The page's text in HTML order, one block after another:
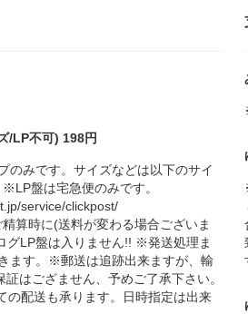
/LP不可) 198円
のみです。サイズなどは以下のサイ
盤は宅急便のみです。
service/clickpost/
算時に(送料が変わる場合ございま
LP盤は入りません!! ※発送処理ま
ます。※郵送は追跡出来ますが、輸
はござません、予めご了承下さい。
の配送も承ります。日時指定は出来